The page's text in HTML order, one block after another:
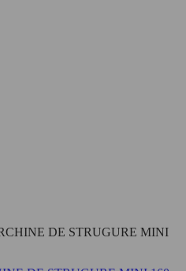
DE STRUGURE MINI